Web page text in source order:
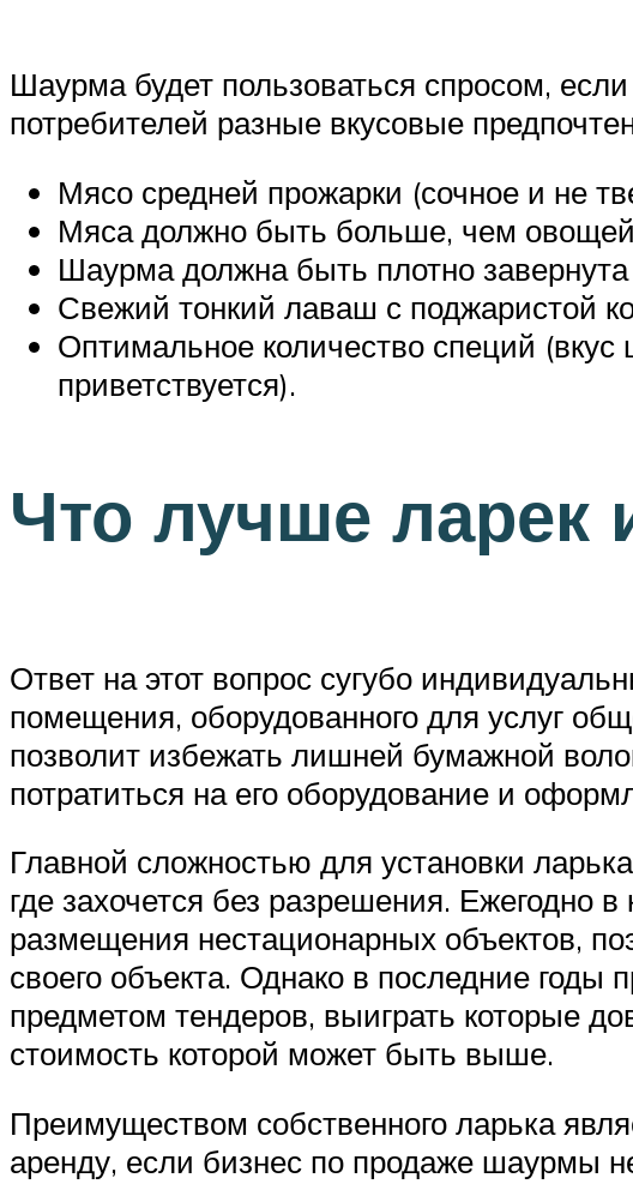
Шаурма будет пользоваться спросом,
потребителей разные вкусовые
Мясо средней прожарки (сочное и не
Мяса должно быть больше, чем
Шаурма должна быть плотно завернута
Свежий тонкий лаваш с поджаристой
Оптимальное количество специй
приветствуется).
Что лучше ларек
Ответ на этот вопрос сугубо
помещения, оборудованного для услуг
позволит избежать лишней бумажной
потратиться на его оборудование и
Главной сложностью для установки
где захочется без разрешения. Ежегодно
размещения нестационарных объектов,
своего объекта. Однако в последние годы
предметом тендеров, выиграть которые
стоимость которой может быть выше.
Преимуществом собственного ларька
аренду, если бизнес по продаже шаурмы